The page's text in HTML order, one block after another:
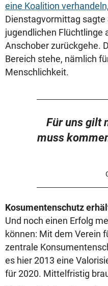
eine Koalition verhandeln,
Dienstagvormittag sagte
jugendlichen Flüchtlinge
Anschober zurückgehe.
Bereich stehe, nämlich
Menschlichkeit.
Für uns gilt
muss
Kosumentenschutz
Und noch einen Erfolg
können: Mit dem Verein
zentrale
es hier 2013 eine
für 2020. Mittelfristig